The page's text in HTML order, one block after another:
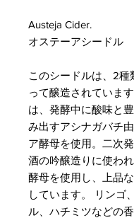
Austeja Cider.
オステーアシードル
このシードルは、2種
って醸造されていま
は、発酵中に酸味と
み出すアシナガバチ
ア酵母を使用。二次
酒の吟醸造りに使わ
酵母を使用し、上品
しています。 リンゴ
ル、ハチミツなどの